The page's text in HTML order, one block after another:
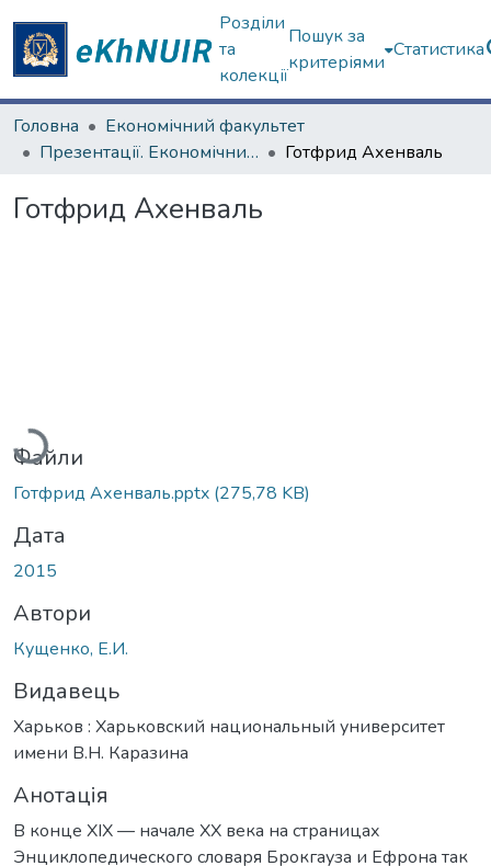
Розділи
та
колекції
Пошук за
критеріями
Статистика
Головна
Економічний факультет
Презентації. Економічний факультет
Готфрид Ахенваль
Готфрид Ахенваль
Вантажиться...
Файли
Готфрид Ахенваль.pptx (275,78 KB)
Дата
2015
Автори
Кущенко, Е.И.
Видавець
Харьков : Харьковский национальный университет
имени В.Н. Каразина
Анотація
В конце XIX — начале XX века на страницах
Энциклопедического словаря Брокгауза и Ефрона так